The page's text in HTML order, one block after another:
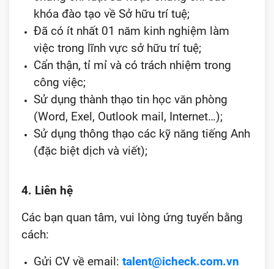
khóa đào tạo về Sở hữu trí tuệ;
Đã có ít nhất 01 năm kinh nghiệm làm
việc trong lĩnh vực sở hữu trí tuệ;
Cẩn thận, tỉ mỉ và có trách nhiệm trong
công việc;
Sử dụng thành thạo tin học văn phòng
(Word, Exel, Outlook mail, Internet…);
Sử dụng thông thạo các kỹ năng tiếng Anh
(đặc biệt dịch và viết);
4. Liên hệ
Các bạn quan tâm, vui lòng ứng tuyển bằng
cách:
Gửi CV về email: talent@icheck.com.vn